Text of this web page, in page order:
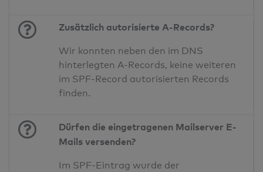
Zusätzlich autorisierte A-Records?
Wir konnten neben den im DNS
hinterlegten A-Records, keine weiteren
im SPF-Record autorisierten Records
finden.
Dürfen die eingetragenen Mailserver E-
Mails versenden?
Im SPF-Eintrag wurde der